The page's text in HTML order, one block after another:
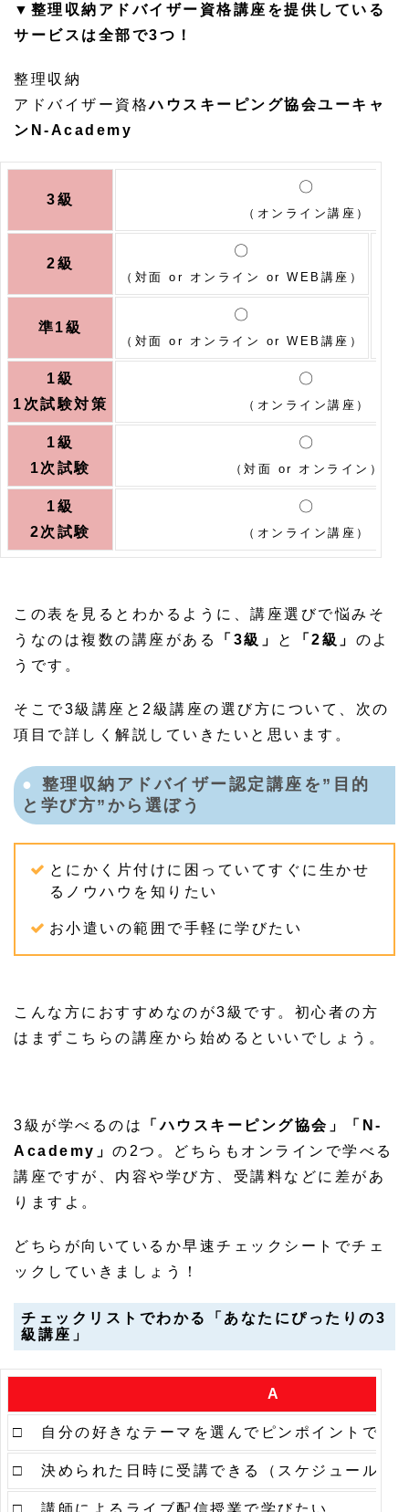
▼整理収納アドバイザー資格講座を提供している
サービスは全部で3つ！
整理収納
アドバイザー資格ハウスキーピング協会ユーキャ
ン N-Academy
3級
〇
（オンライン講座）
2級
〇
（対面 or オンライン or WEB講座）
準1級
〇
（対面 or オンライン or WEB講座）
1級
1次試験対策
〇
（オンライン講座）
1級
1次試験
〇
（対面 or オンライン）
1級
2次試験
〇
（オンライン講座）
この表を見るとわかるように、講座選びで悩みそ
うなのは複数の講座がある
「3級」 と 「2級」 のよ
うです。
そこで3級講座と2級講座の選び方について、次の
項目で詳しく解説していきたいと思います。
整理収納アドバイザー認定講座を”目的
と学び方”から選ぼう
とにかく片付けに困っていてすぐに生かせ
るノウハウを知りたい
お小遣いの範囲で手軽に学びたい
こんな方におすすめなのが3級です。初心者の方
はまずこちらの講座から始めるといいでしょう。
3級が学べるのは
「ハウスキーピング協会」「N-
Academy」 の2つ。どちらもオンラインで学べる
講座ですが、内容や学び方、受講料などに差があ
りますよ。
どちらが向いているか早速チェックシートでチェ
ックしていきましょう！
チェックリストでわかる「あなたにぴったりの3
級講座」
A
□ 自分の好きなテーマを選んでピンポイントで学
□ 決められた日時に受講できる（スケジュール調
□ 講師によるライブ配信授業で学びたい